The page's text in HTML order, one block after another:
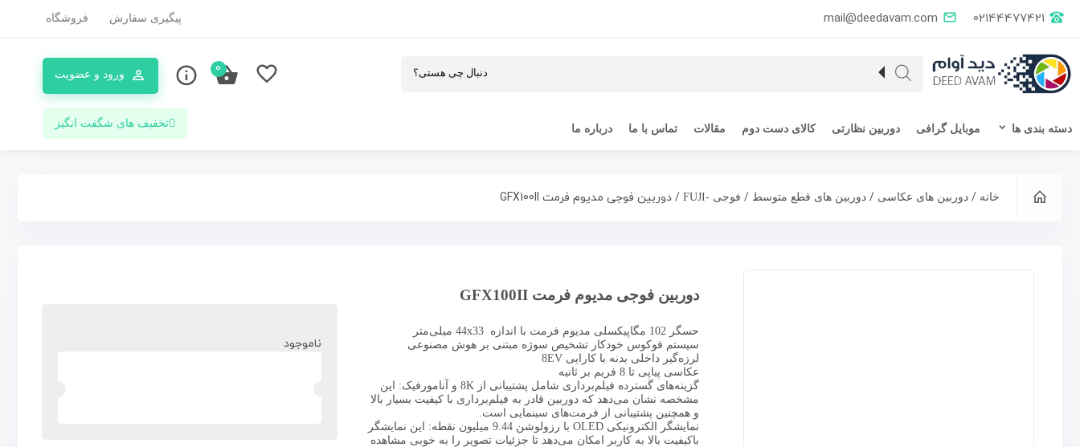
mail@deedavam.com 02144477421 پیگیری سفارش فروشگاه
ورود و عضویت 0
دسته بندی ها موبایل گرافی دوربین نظارتی کالای دست دوم مقالات تماس با ما درباره ما تخفیف های شگفت انگیز
خانه / دوربین های عکاسی / دوربین های قطع متوسط / فوجی -FUJI / دوربین فوجی مدیوم فرمت GFX100II
دوربین فوجی مدیوم فرمت GFX100II
حسگر 102 مگاپیکسلی مدیوم فرمت با اندازه 44x33 میلی‌متر
سیستم فوکوس خودکار تشخیص سوژه مبتنی بر هوش مصنوعی
لرزه‌گیر داخلی بدنه با کارایی 8EV
عکاسی پیاپی تا 8 فریم بر ثانیه
گزینه‌های گسترده فیلم‌برداری شامل پشتیبانی از 8K و آنامورفیک: این
مشخصه نشان می‌دهد که دوربین قادر به فیلم‌برداری با کیفیت بسیار بالا
و همچنین پشتیبانی از فرمت‌های سینمایی است.
نمایشگر الکترونیکی OLED با رزولوشن 9.44 میلیون نقطه: این نمایشگر
باکیفیت بالا به کاربر امکان می‌دهد تا جزئیات تصویر را به خوبی مشاهده
ناموجود